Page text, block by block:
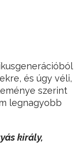
és úgy véli,
szerint
legnagyobb
király,